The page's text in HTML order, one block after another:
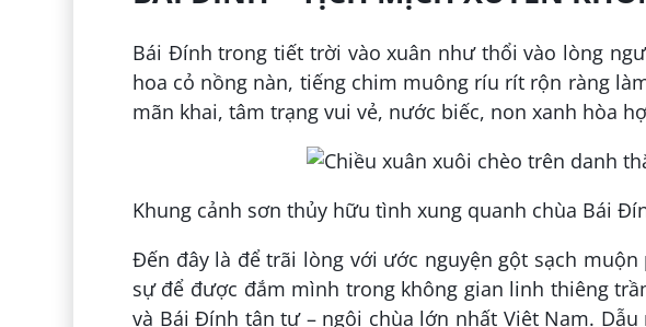
Bái Đính trong tiết trời vào xuân như thổi vào lòng
hoa cỏ nồng nàn, tiếng chim muông ríu rít rộn ràng
mãn khai, tâm trạng vui vẻ, nước biếc, non xanh hòa
Khung cảnh sơn thủy hữu tình xung quanh chùa Bái
Đến đây là để trãi lòng với ước nguyện gột sạch
sự để được đắm mình trong không gian linh thiêng
và Bái Đính tân tự – ngôi chùa lớn nhất Việt Nam.